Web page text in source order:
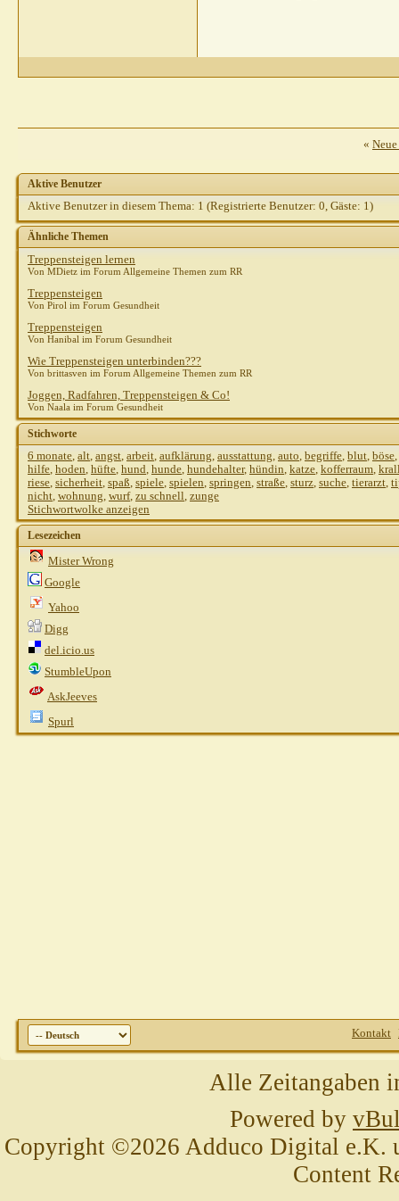
«
Aktive Benutzer
Aktive Benutzer in diesem Thema: 1 (Registrierte Benutzer: 0, Gäste: 1)
Ähnliche Themen
Treppensteigen lernen
Von MDietz im Forum Allgemeine Themen zum RR
Treppensteigen
Von Pirol im Forum Gesundheit
Treppensteigen
Von Hanibal im Forum Gesundheit
Wie Treppensteigen unterbinden???
Von brittasven im Forum Allgemeine Themen zum RR
Joggen, Radfahren, Treppensteigen & Co!
Von Naala im Forum Gesundheit
Stichworte
6 monate, alt, angst, arbeit, aufklärung, ausstattung, auto, begriffe, blut, böse,
hilfe, hoden, hüfte, hund, hunde, hundehalter, hündin, katze, kofferraum,
riese, sicherheit, spaß, spiele, spielen, springen, straße, sturz, suche, tierarzt,
nicht, wohnung, wurf, zu schnell, zunge
Stichwortwolke anzeigen
Lesezeichen
Mister Wrong
Google
Yahoo
Digg
del.icio.us
StumbleUpon
AskJeeves
Spurl
Kontakt
Alle Zeitangaben
Powered by
Copyright ©2026 Adduco Digital e.K.
Content